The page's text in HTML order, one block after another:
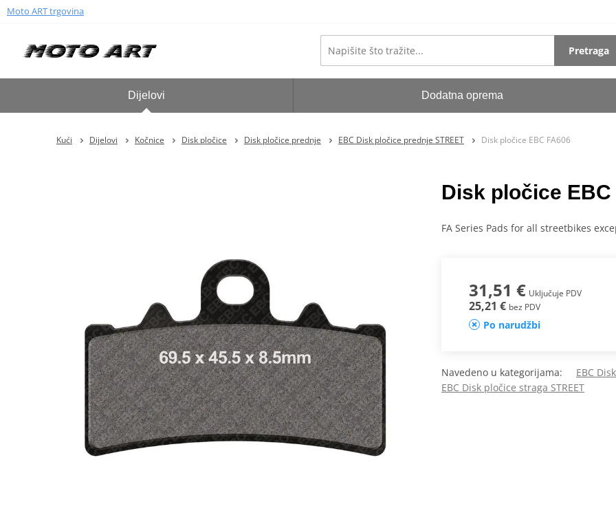
Moto ART trgovina
Pretraga
Dijelovi Dodatna oprema
Kući Dijelovi Kočnice Disk pločice Disk pločice prednje EBC Disk pločice prednje STREET Disk pločice EBC FA606
Disk pločice EBC
FA Series Pads for all streetbikes
31,51 € Uključuje PDV
25,21 € bez PDV
Po narudžbi
Navedeno u kategorijama: EBC
EBC Disk pločice straga STREET